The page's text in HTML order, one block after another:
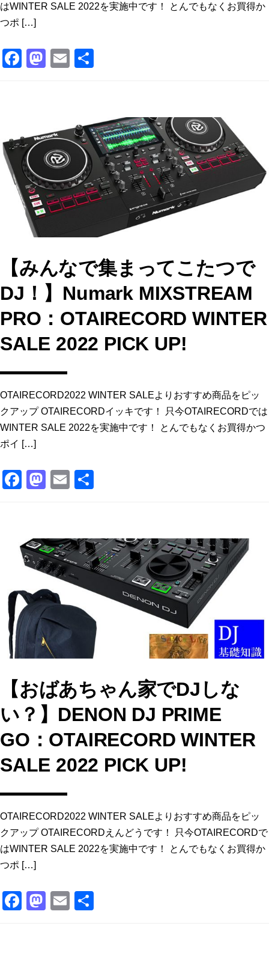
はWINTER SALE 2022を実施中です！ とんでもなくお買得か
つポ […]
F
b
o
o
k
M
d
o
n
E
【みんなで集まってこたつで
DJ！】Numark MIXSTREAM
PRO：OTAIRECORD WINTER
SALE 2022 PICK UP!
OTAIRECORD2022 WINTER SALEよりおすすめ商品をピッ
クアップ OTAIRECORDイッキです！ 只今OTAIRECORDでは
WINTER SALE 2022を実施中です！ とんでもなくお買得かつ
ポイ […]
F
e
b
o
o
k
M
o
d
o
n
E
l
【おばあちゃん家でDJしな
い？】DENON DJ PRIME
GO：OTAIRECORD WINTER
SALE 2022 PICK UP!
OTAIRECORD2022 WINTER SALEよりおすすめ商品をピッ
クアップ OTAIRECORDえんどうです！ 只今OTAIRECORDで
はWINTER SALE 2022を実施中です！ とんでもなくお買得か
つポ […]
F M E